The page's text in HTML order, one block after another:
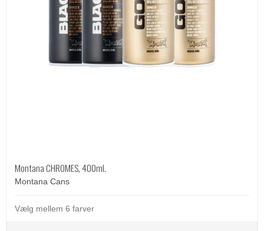
Montana CHROMES, 400ml.
Montana Cans
Vælg mellem 6 farver